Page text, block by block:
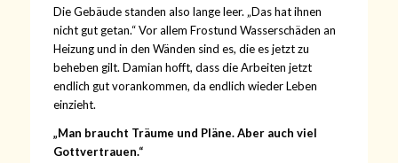
Die Gebäude standen also lange leer. „Das hat ihnen
nicht gut getan.“ Vor allem Frostund Wasserschäden an
Heizung und in den Wänden sind es, die es jetzt zu
beheben gilt. Damian hofft, dass die Arbeiten jetzt
endlich gut vorankommen, da endlich wieder Leben
einzieht.
„Man braucht Träume und Pläne. Aber auch viel
Gottvertrauen.“